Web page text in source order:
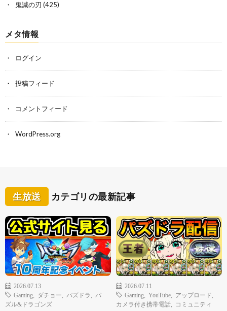
鬼滅の刃 (425)
メタ情報
ログイン
投稿フィード
コメントフィード
WordPress.org
生放送 カテゴリの最新記事
2026.07.13
Gaming
ダチョー パズドラ
パ
ズル&ドラゴンズ
2026.07.11
Gaming
YouTube アップロード
カメラ付き携帯電話
コミュニティ